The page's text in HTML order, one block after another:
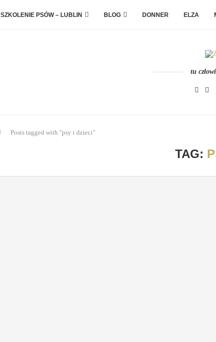
SZKOLENIE PSÓW – LUBLIN BLOG DONNER ELZA
tu
Posts tagged with "psy i dzieci"
TAG: